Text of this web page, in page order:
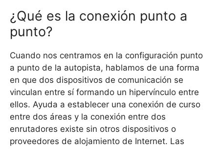
¿Qué es la conexión punto a
punto?
Cuando nos centramos en la configuración punto
a punto de la autopista, hablamos de una forma
en que dos dispositivos de comunicación se
vinculan entre sí formando un hipervínculo entre
ellos. Ayuda a establecer una conexión de curso
entre dos áreas y la conexión entre dos
enrutadores existe sin otros dispositivos o
proveedores de alojamiento de Internet. Las